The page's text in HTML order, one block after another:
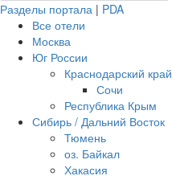
Разделы портала | PDA
Все отели
Москва
Юг России
Краснодарский край
Сочи
Республика Крым
Сибирь / Дальний Восток
Тюмень
оз. Байкал
Хакасия